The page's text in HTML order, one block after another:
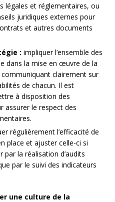
légales et réglementaires, ou
juridiques externes pour
et autres documents
: impliquer l’ensemble des
dans la mise en œuvre de la
clairement sur
de chacun. Il est
à disposition des
assurer le respect des
régulièrement l’efficacité de
place et ajuster celle-ci si
par la réalisation d’audits
par le suivi des indicateurs
une culture de la